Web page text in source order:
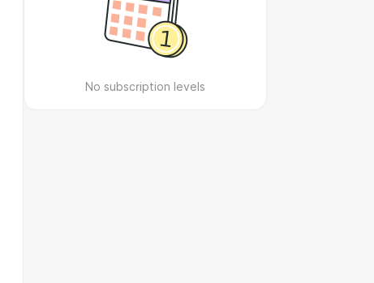
No subscription levels